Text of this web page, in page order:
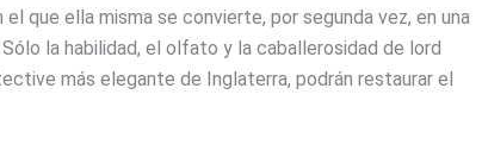
que ella misma se convierte, por segunda vez, en una
la habilidad, el olfato y la caballerosidad de lord
más elegante de Inglaterra, podrán restaurar el